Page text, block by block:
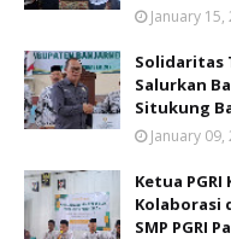
January 15,
Solidaritas
Salurkan
Situkung
January 09,
Ketua
Kolaborasi
SMP PGRI